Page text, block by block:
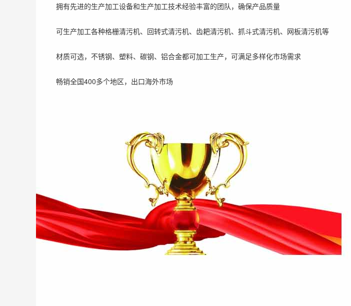
拥有先进的生产加工设备和生产加工技术经验丰富的团队，确保产品质量
可生产加工各种格栅清污机、回转式清污机、齿耙清污机、抓斗式清污机、网板清污机等
材质可选，不锈钢、塑料、碳钢、铝合金都可加工生产，可满足多样化市场需求
畅销全国400多个地区，出口海外市场